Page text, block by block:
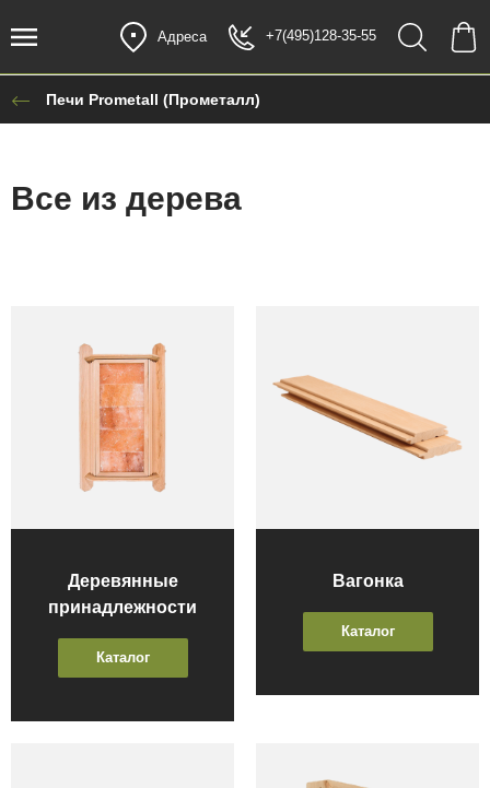
Адреса +7(495)128-35-55
Печи Prometall (Прометалл)
Все из дерева
Деревянные
принадлежности
Каталог
Вагонка
Каталог